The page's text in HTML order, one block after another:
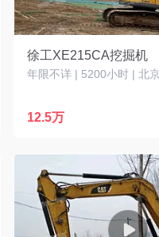
徐工XE215CA挖掘机
年限不详 | 5200小时 | 北
12.5万